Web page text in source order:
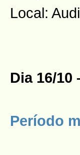
Local:
Dia 16/10
Período